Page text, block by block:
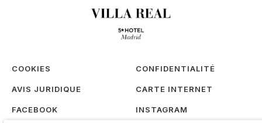
COOKIES CONFIDENTIALITÉ
AVIS JURIDIQUE CARTE INTERNET
FACEBOOK INSTAGRAM